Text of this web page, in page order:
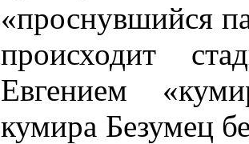
«проснувшийся
происходит
Евгением
кумира Безумец